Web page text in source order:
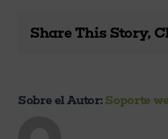
Share This Story,
Sobre el Autor: Soporte